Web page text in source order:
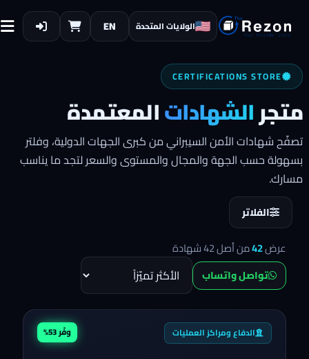
الولايات المتحدة EN
CERTIFICATIONS STORE
متجرالشهاداتالمعتمدة
تصفّح شهادات الأمن السيبراني من كبرى الجهات الدولية، وفلتر
بسهولة حسب الجهة والمجال والمستوى والسعر لتجد ما يناسب
مسارك.
الفلاتر
عرض42من أصل42 شهادة
تواصل واتساب
الدفاع ومراكز العمليات وفّر 53%